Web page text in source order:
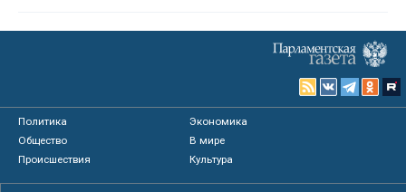
Политика
Экономика
Общество
В мире
Происшествия
Культура